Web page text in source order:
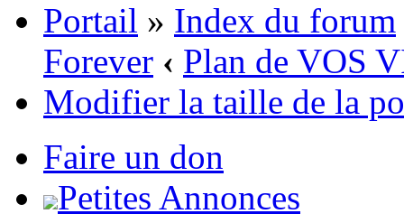
Portail » Index du forum
Forever ‹ Plan de VOS
Modifier la taille de la
Faire un don
Petites Annonces